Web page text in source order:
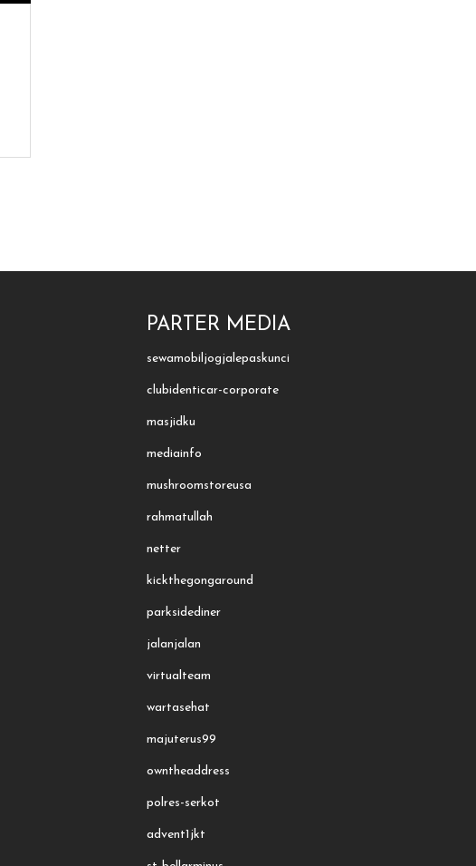
PARTER MEDIA
sewamobiljogjalepaskunci
clubidenticar-corporate
masjidku
mediainfo
mushroomstoreusa
rahmatullah
netter
kickthegongaround
parksidediner
jalanjalan
virtualteam
wartasehat
majuterus99
owntheaddress
polres-serkot
advent1jkt